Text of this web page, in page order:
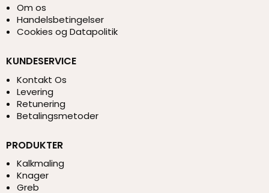
Om os
Handelsbetingelser
Cookies og Datapolitik
KUNDESERVICE
Kontakt Os
Levering
Retunering
Betalingsmetoder
PRODUKTER
Kalkmaling
Knager
Greb